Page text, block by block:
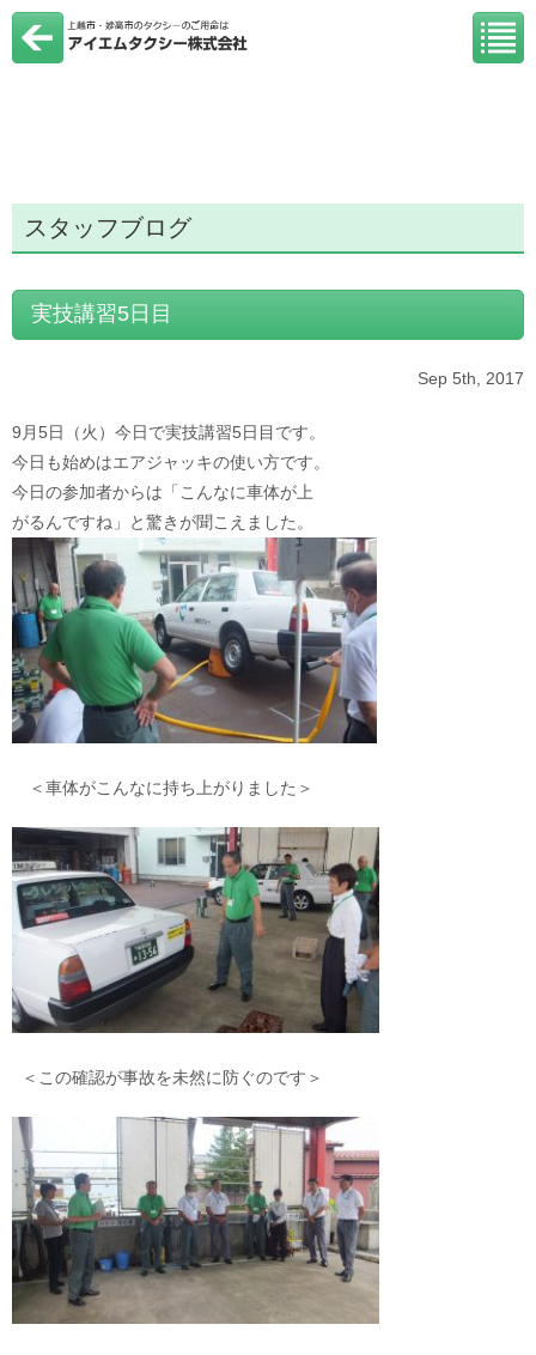
スタッフブログ
実技講習5日目
Sep 5th, 2017
9月5日（火）今日で実技講習5日目です。
今日も始めはエアジャッキの使い方です。
今日の参加者からは「こんなに車体が上
がるんですね」と驚きが聞こえました。
＜車体がこんなに持ち上がりました＞
＜この確認が事故を未然に防ぐのです＞